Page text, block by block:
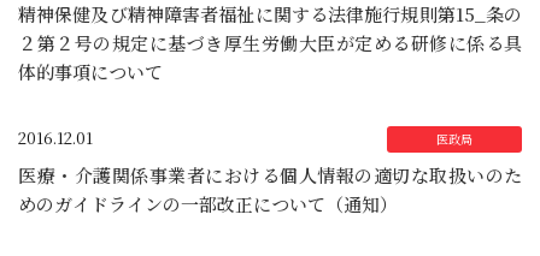
精神保健及び精神障害者福祉に関する法律施行規則第15_条の
２第２号の規定に基づき厚生労働大臣が定める研修に係る具
体的事項について
2016.12.01
医療・介護関係事業者における個人情報の適切な取扱いのた
めのガイドラインの一部改正について（通知）